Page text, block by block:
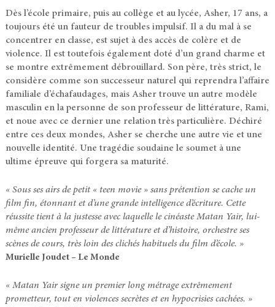
Dès l’école primaire, puis au collège et au lycée, Asher, 17 ans, a
toujours été un fauteur de troubles impulsif. Il a du mal à se
concentrer en classe, est sujet à des accès de colère et de
violence. Il est toutefois également doté d’un grand charme et
se montre extrêmement débrouillard. Son père, très strict, le
considère comme son successeur naturel qui reprendra l’affaire
familiale d’échafaudages, mais Asher trouve un autre modèle
masculin en la personne de son professeur de littérature, Rami,
et noue avec ce dernier une relation très particulière. Déchiré
entre ces deux mondes, Asher se cherche une autre vie et une
nouvelle identité. Une tragédie soudaine le soumet à une
ultime épreuve qui forgera sa maturité.
« Sous ses airs de petit « teen movie » sans prétention se cache un
film fin, étonnant et d’une grande intelligence d’écriture. Cette
réussite tient à la justesse avec laquelle le cinéaste Matan Yair, lui-
même ancien professeur de littérature et d’histoire, orchestre ses
scènes de cours, très loin des clichés habituels du film d’école. »
Murielle Joudet – Le Monde
« Matan Yair signe un premier long métrage extrêmement
prometteur, tout en violences secrètes et en hypocrisies cachées. »